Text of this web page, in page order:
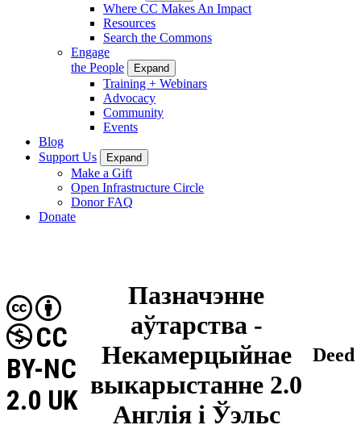
Where CC Makes An Impact
Resources
Search the Commons
Engage
the People
Expand
Training + Webinars
Advocacy
Community
Events
Blog
Support Us
Expand
Make a Gift
Open Infrastructure Circle
Donor FAQ
Donate
Пазначэнне
аўтарства -
Некамерцыйнае
выкарыстанне 2.0
Англія і Ўэльс
CC
BY-NC
2.0 UK
Deed